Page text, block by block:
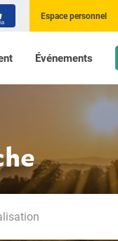
Événements
Espace personnel